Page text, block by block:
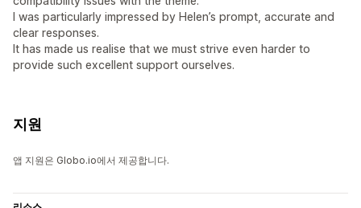
I was particularly impressed by Helen’s prompt, accurate and
clear responses.
It has made us realise that we must strive even harder to
provide such excellent support ourselves.
지원
앱 지원은 Globo.io에서 제공합니다.